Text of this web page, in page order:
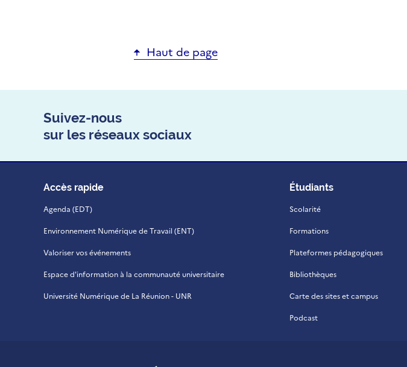
Haut de page
Suivez-nous
sur les réseaux sociaux
Accès rapide
Agenda (EDT)
Environnement Numérique de Travail (ENT)
Valoriser vos événements
Espace d'information à la communauté universitaire
Université Numérique de La Réunion - UNR
Étudiants
Scolarité
Formations
Plateformes pédagogiques
Bibliothèques
Carte des sites et campus
Podcast